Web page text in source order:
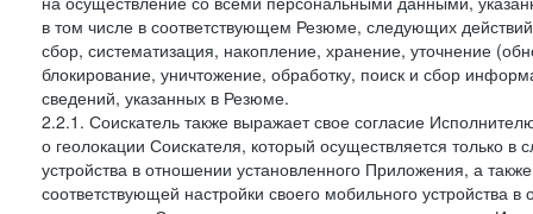
в том числе в соответствующем Резюме, следующих
сбор, систематизация, накопление, хранение, уточнение
блокирование, уничтожение, обработку, поиск и сбор
сведений, указанных в Резюме.
2.2.1. Соискатель также выражает свое согласие
о геолокации Соискателя, который осуществляется только
устройства в отношении установленного Приложения, а
соответствующей настройки своего мобильного устройства